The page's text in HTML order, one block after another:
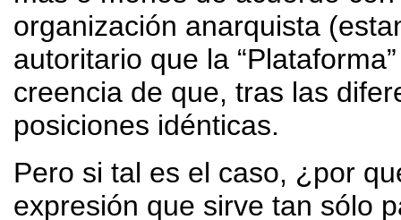
organización anarquista
autoritario que la
creencia de que, tras las
posiciones idénticas.
Pero si tal es el caso, ¿por
expresión que sirve tan sólo